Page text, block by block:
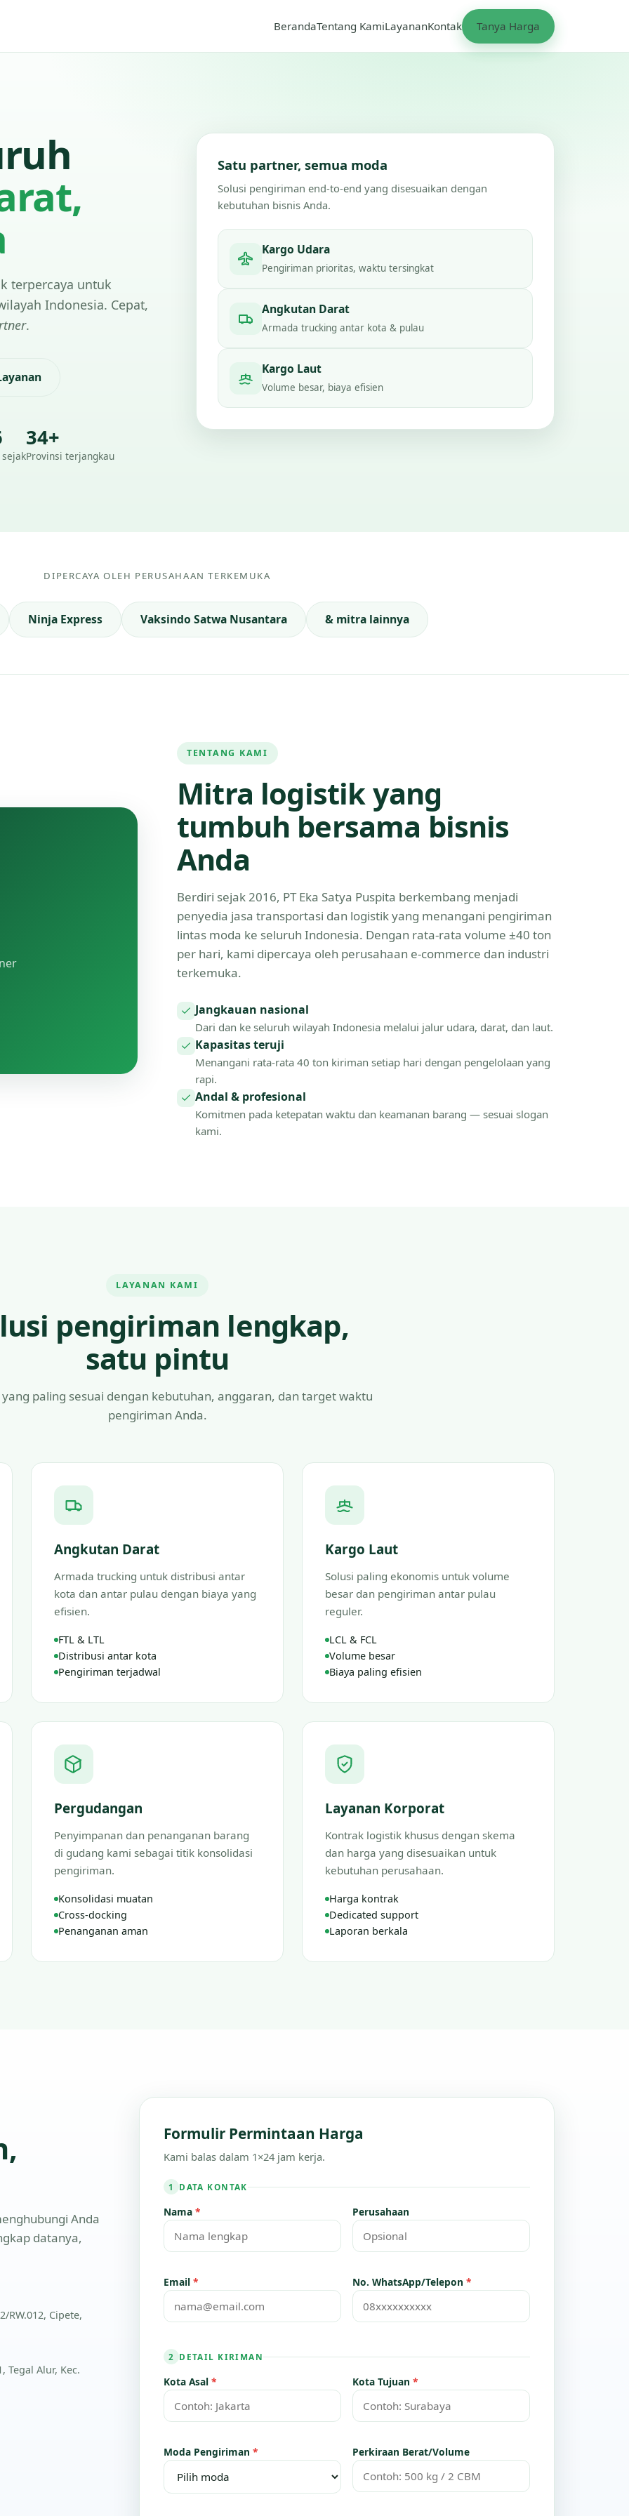
BerandaTentang KamiLayananKontak Tanya Harga
terpercaya untuk
Indonesia. Cepat,
.
34+
Provinsi terjangkau
Satu partner, semua moda
Solusi pengiriman end-to-end yang disesuaikan dengan
kebutuhan bisnis Anda.
Kargo Udara
Pengiriman prioritas, waktu tersingkat
Angkutan Darat
Armada trucking antar kota & pulau
Kargo Laut
Volume besar, biaya efisien
DIPERCAYA OLEH PERUSAHAAN TERKEMUKA
Ninja Express Vaksindo Satwa Nusantara & mitra lainnya
TENTANG KAMI
Mitra logistik yang
tumbuh bersama bisnis
Anda
Berdiri sejak 2016, PT Eka Satya Puspita berkembang menjadi
penyedia jasa transportasi dan logistik yang menangani pengiriman
lintas moda ke seluruh Indonesia. Dengan rata-rata volume ±40 ton
per hari, kami dipercaya oleh perusahaan e-commerce dan industri
terkemuka.
Jangkauan nasional
Dari dan ke seluruh wilayah Indonesia melalui jalur udara, darat, dan laut.
Kapasitas teruji
Menangani rata-rata 40 ton kiriman setiap hari dengan pengelolaan yang
rapi.
Andal & profesional
Komitmen pada ketepatan waktu dan keamanan barang — sesuai slogan
kami.
LAYANAN KAMI
pengiriman lengkap,
satu pintu
paling sesuai dengan kebutuhan, anggaran, dan target waktu
pengiriman Anda.
Angkutan Darat
Armada trucking untuk distribusi antar
kota dan antar pulau dengan biaya yang
efisien.
FTL & LTL
Distribusi antar kota
Pengiriman terjadwal
Kargo Laut
Solusi paling ekonomis untuk volume
besar dan pengiriman antar pulau
reguler.
LCL & FCL
Volume besar
Biaya paling efisien
Pergudangan
Penyimpanan dan penanganan barang
di gudang kami sebagai titik konsolidasi
pengiriman.
Konsolidasi muatan
Cross-docking
Penanganan aman
Layanan Korporat
Kontrak logistik khusus dengan skema
dan harga yang disesuaikan untuk
kebutuhan perusahaan.
Harga kontrak
Dedicated support
Laporan berkala
Anda
datanya,
RW.012, Cipete,
Tegal Alur, Kec.
Formulir Permintaan Harga
Kami balas dalam 1×24 jam kerja.
1 DATA KONTAK
Nama* Perusahaan
Email* No. WhatsApp/Telepon*
2 DETAIL KIRIMAN
Kota Asal* Kota Tujuan*
Moda Pengiriman* Perkiraan Berat/Volume